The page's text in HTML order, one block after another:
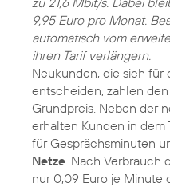
9,95 Euro pro Monat.
automatisch vom
ihren Tarif verlängern.
Neukunden, die sich für
entscheiden, zahlen
Grundpreis. Neben der
erhalten Kunden in dem
für Gesprächsminuten
Netze . Nach
nur 0,09 Euro je Minute